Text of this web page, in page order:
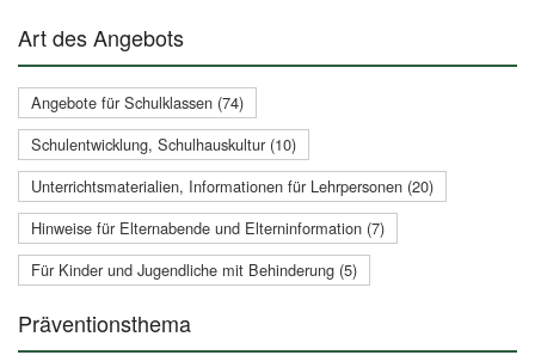
Art des Angebots
Angebote für Schulklassen (74)
Schulentwicklung, Schulhauskultur (10)
Unterrichtsmaterialien, Informationen für Lehrpersonen (20)
Hinweise für Elternabende und Elterninformation (7)
Für Kinder und Jugendliche mit Behinderung (5)
Präventionsthema